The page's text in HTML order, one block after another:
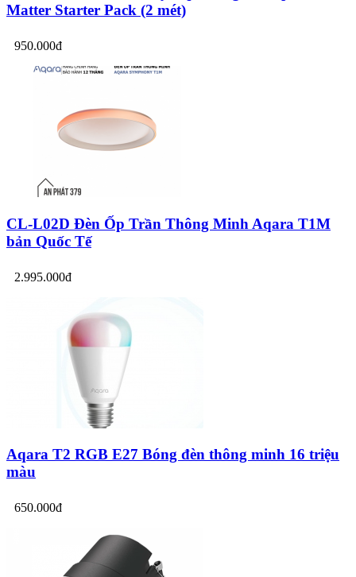
Matter Starter Pack (2 mét)
950.000đ
CL-L02D Đèn Ốp Trần Thông Minh Aqara T1M
bản Quốc Tế
2.995.000đ
Aqara T2 RGB E27 Bóng đèn thông minh 16 triệu
màu
650.000đ